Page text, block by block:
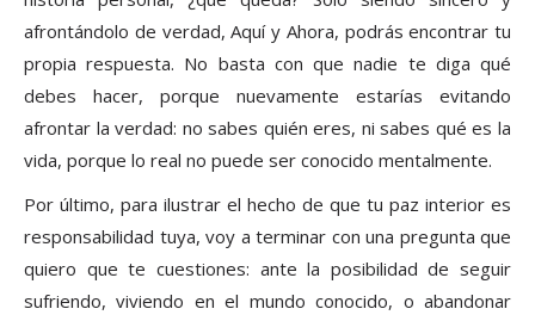
afrontándolo de verdad, Aquí y Ahora, podrás encontrar tu
propia respuesta. No basta con que nadie te diga qué
debes hacer, porque nuevamente estarías evitando
afrontar la verdad: no sabes quién eres, ni sabes qué es la
vida, porque lo real no puede ser conocido mentalmente.
Por último, para ilustrar el hecho de que tu paz interior es
responsabilidad tuya, voy a terminar con una pregunta que
quiero que te cuestiones: ante la posibilidad de seguir
sufriendo, viviendo en el mundo conocido, o abandonar